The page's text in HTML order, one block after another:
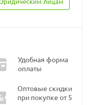
Удобная форма
оплаты
Оптовые скидки
при покупке от 5